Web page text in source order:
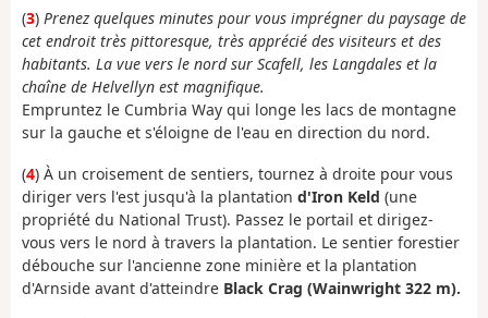
(3) Prenez quelques minutes pour vous imprégner du paysage de
cet endroit très pittoresque, très apprécié des visiteurs et des
habitants. La vue vers le nord sur Scafell, les Langdales et la
chaîne de Helvellyn est magnifique.
Empruntez le Cumbria Way qui longe les lacs de montagne
sur la gauche et s'éloigne de l'eau en direction du nord.
(4) À un croisement de sentiers, tournez à droite pour vous
diriger vers l'est jusqu'à la plantation d'Iron Keld (une
propriété du National Trust). Passez le portail et dirigez-
vous vers le nord à travers la plantation. Le sentier forestier
débouche sur l'ancienne zone minière et la plantation
d'Arnside avant d'atteindre Black Crag (Wainwright 322 m).